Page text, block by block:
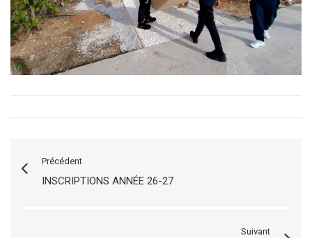
Précédent
INSCRIPTIONS ANNÉE 26-27
Suivant